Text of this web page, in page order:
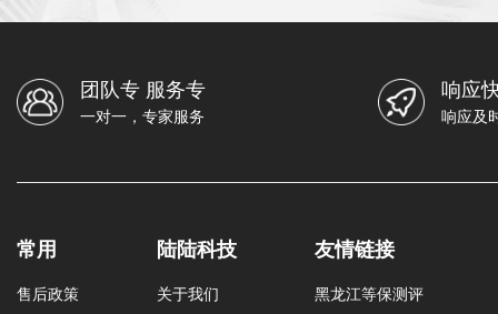
团队专 服务专
一对一，专家服务
响应
响应及
常用
售后政策
陆陆科技
关于我们
友情链接
黑龙江等保测评